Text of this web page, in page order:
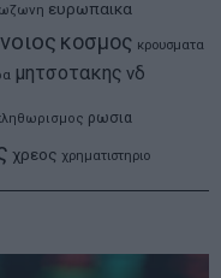
ευρωπαικα
κοσμος κρουσματα
μητσοτακης νδ
ρωσια
χρεος χρηματιστηριο